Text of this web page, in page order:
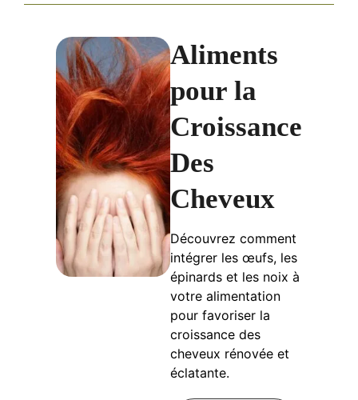
Aliments
pour la
Croissance
Des
Cheveux
Découvrez comment
intégrer les œufs, les
épinards et les noix à
votre alimentation
pour favoriser la
croissance des
cheveux rénovée et
éclatante.